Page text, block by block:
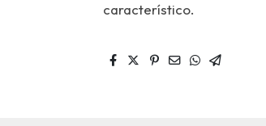
característico.